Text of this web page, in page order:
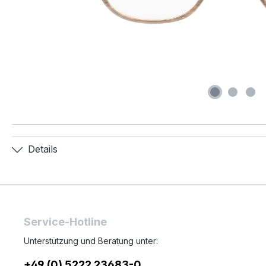
Details
Service-Hotline
Unterstützung und Beratung unter: